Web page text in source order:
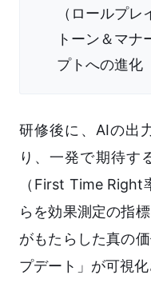
（ロールプレ
トーン＆マナ
プトへの進化
研修後に、AIの出
り、一発で期待す
（First Time
らを効果測定の指
がもたらした真の
プデート」が可視化